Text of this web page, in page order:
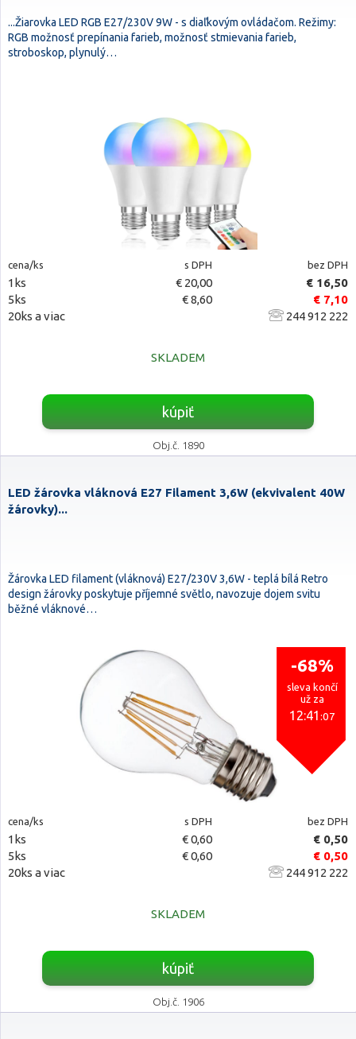
...Žiarovka LED RGB E27/230V 9W - s diaľkovým ovládačom. Režimy:
RGB možnosť prepínania farieb, možnosť stmievania farieb,
stroboskop, plynulý…
cena/ks s DPH bez DPH
1ks € 20,00
€ 16,50
5ks
€ 8,60
€ 7,10
20ks a viac
244 912 222
SKLADEM
kúpiť
Obj.č. 1890
LED žárovka vláknová E27 Filament 3,6W (ekvivalent 40W
žárovky)...
Žárovka LED filament (vláknová) E27/230V 3,6W - teplá bílá Retro
design žárovky poskytuje příjemné světlo, navozuje dojem svitu
běžné vláknové…
-68%
sleva končí
už za
12:41:06
cena/ks s DPH bez DPH
1ks € 0,60
€ 0,50
5ks
€ 0,60
€ 0,50
20ks a viac
244 912 222
SKLADEM
kúpiť
Obj.č. 1906